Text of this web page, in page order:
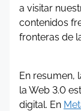
a visitar
contenidos
fronteras de
En resumen,
la Web 3.0
digital. En